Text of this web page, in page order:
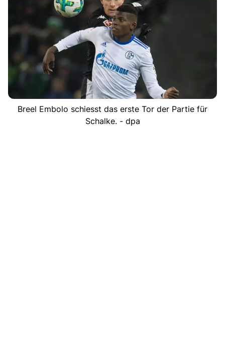
Breel Embolo schiesst das erste Tor der Partie für
Schalke. - dpa